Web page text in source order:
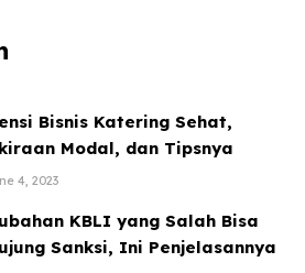
Bisnis Katering Sehat,
Modal, dan Tipsnya
4, 2023
KBLI yang Salah Bisa
Sanksi, Ini Penjelasannya